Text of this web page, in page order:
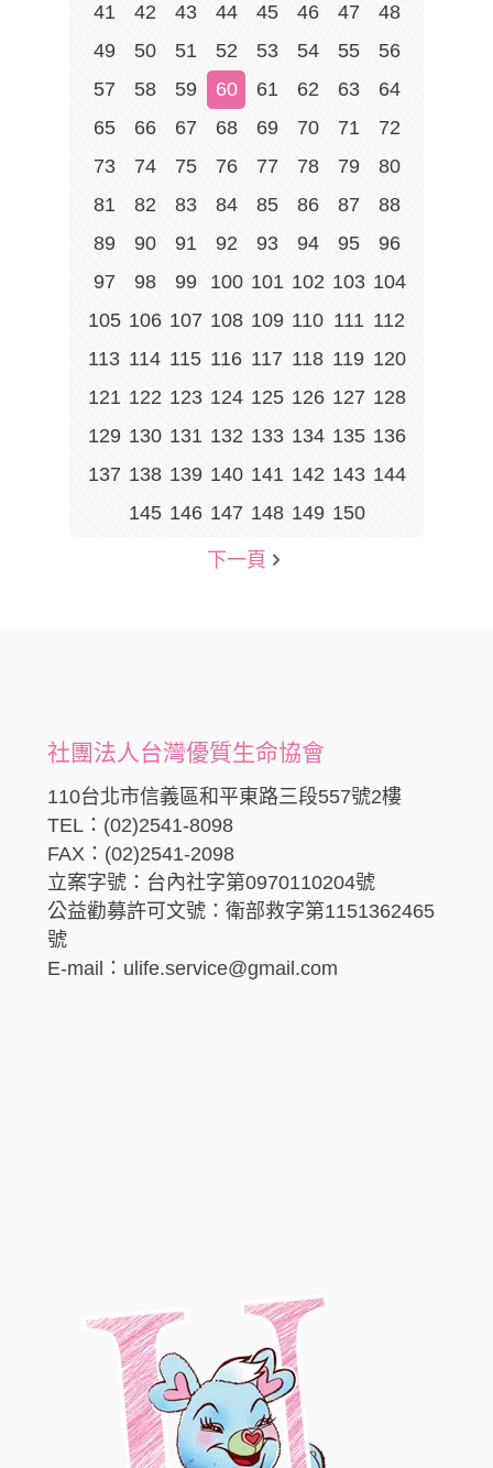
41
42 43 44 45 46 47
48
49
50 51 52 53 54 55
56
57
58 59 60 61 62 63
64
65
66 67 68 69 70 71
72
73
74 75 76 77 78 79
80
81
82 83 84 85 86 87
88
89
90 91 92 93 94 95
96
97
98 99 100 101 102 103 104
105 106 107 108 109 110 111 112
113 114 115 116 117 118 119 120
121 122 123 124 125 126 127 128
129 130 131 132 133 134 135 136
137 138 139 140 141 142 143 144
145 146 147 148 149 150
下一頁
社團法人台灣優質生命協會
110台北市信義區和平東路三段557號2樓
TEL：(02)2541-8098
FAX：(02)2541-2098
立案字號：台內社字第0970110204號
公益勸募許可文號：衛部救字第1151362465
號
E-mail：ulife.service@gmail.com